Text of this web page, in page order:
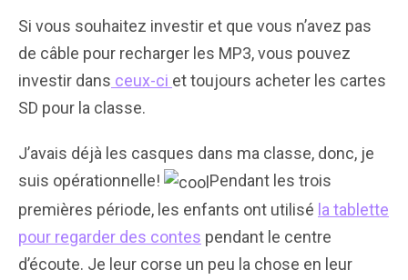
Si vous souhaitez investir et que vous n’avez pas
de câble pour recharger les MP3, vous pouvez
investir dans ceux-ci et toujours acheter les cartes
SD pour la classe.
J’avais déjà les casques dans ma classe, donc, je
suis opérationnelle!
Pendant les trois
premières période, les enfants ont utilisé la tablette
pour regarder des contes pendant le centre
d’écoute. Je leur corse un peu la chose en leur